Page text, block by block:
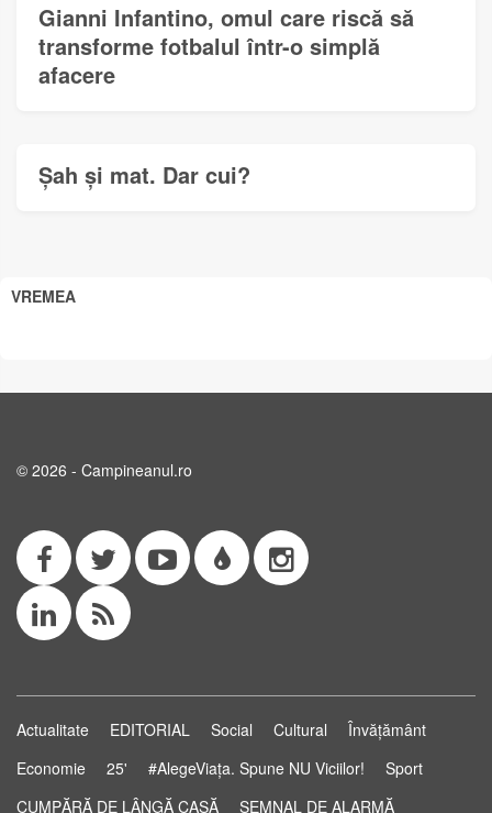
Gianni Infantino, omul care riscă să
transforme fotbalul într-o simplă
afacere
Șah și mat. Dar cui?
VREMEA
© 2026 - Campineanul.ro
Actualitate EDITORIAL Social Cultural
Învățământ
Economie
25' #AlegeViața. Spune NU Viciilor!
Sport
CUMPĂRĂ DE LÂNGĂ CASĂ
SEMNAL DE ALARMĂ